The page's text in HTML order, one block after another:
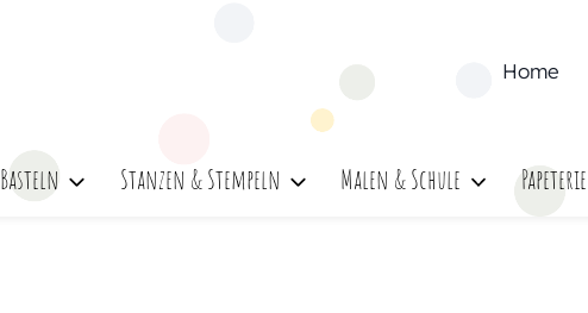
Home
Basteln Stanzen & Stempeln Malen & Schule Papeterie